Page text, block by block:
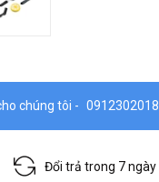
chúng tôi - 0912302018
Đổi trả trong 7 ngày